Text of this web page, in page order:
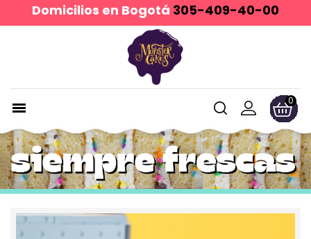
Domicilios en Bogotá 305-409-40-00
 0